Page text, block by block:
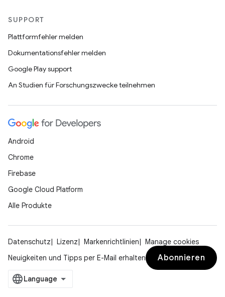
SUPPORT
Plattformfehler melden
Dokumentationsfehler melden
Google Play support
An Studien für Forschungszwecke teilnehmen
Android
Chrome
Firebase
Google Cloud Platform
Alle Produkte
Datenschutz Lizenz Markenrichtlinien
Manage cookies
Neuigkeiten und Tipps per E-Mail erhalten
Abonnieren